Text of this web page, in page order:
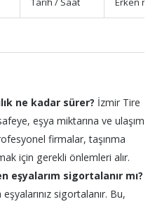
ne kadar sürer? İzmir Tire
eşya miktarına ve ulaşım
firmalar, taşınma
için gerekli önlemleri alır.
eşyalarım sigortalanır mı?
sigortalanır. Bu,